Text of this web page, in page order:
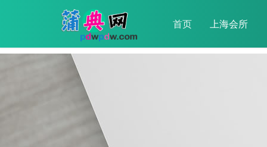
首页 上海会所